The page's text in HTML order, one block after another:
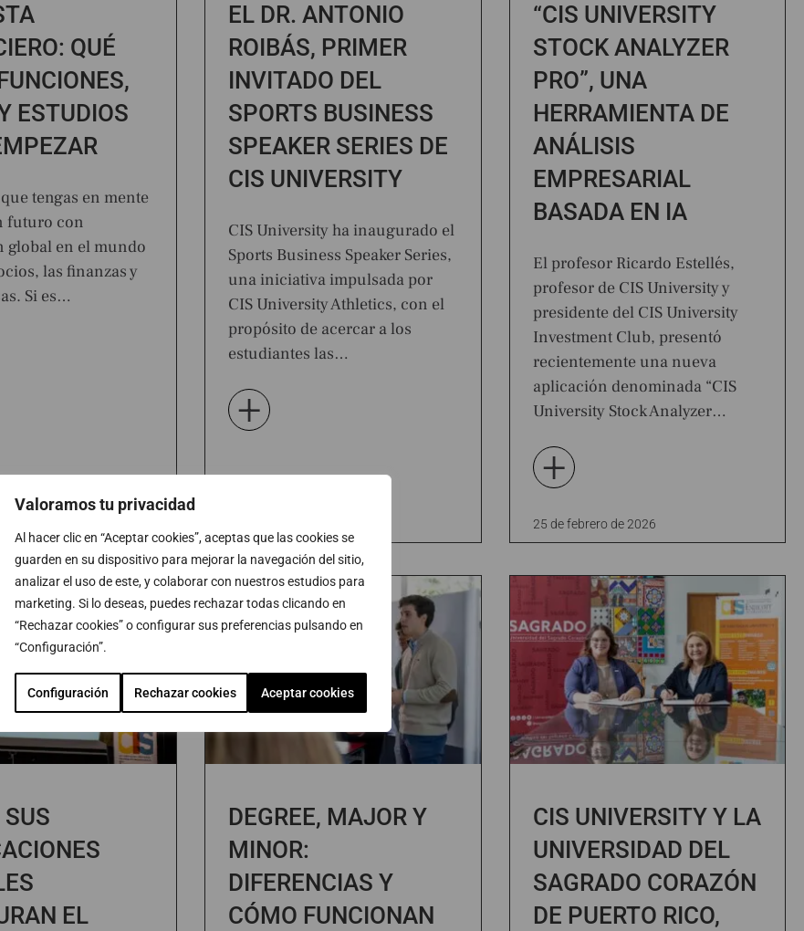
Valoramos tu privacidad
Al hacer clic en “Aceptar cookies”, aceptas que las cookies se
guarden en su dispositivo para mejorar la navegación del sitio,
analizar el uso de este, y colaborar con nuestros estudios para
marketing. Si lo deseas, puedes rechazar todas clicando en
“Rechazar cookies” o configurar sus preferencias pulsando en
“Configuración”.
Configuración Rechazar cookies Aceptar cookies
QUÉ
ESTUDIOS
tengas en mente
futuro con
global en el mundo
las finanzas y
Si es…
EL DR. ANTONIO
ROIBÁS, PRIMER
INVITADO DEL
SPORTS BUSINESS
SPEAKER SERIES DE
CIS UNIVERSITY
CIS University ha inaugurado el
Sports Business Speaker Series,
una iniciativa impulsada por
CIS University Athletics, con el
propósito de acercar a los
estudiantes las…
+
“CIS UNIVERSITY
STOCK ANALYZER
PRO”, UNA
HERRAMIENTA DE
ANÁLISIS
EMPRESARIAL
BASADA EN IA
El profesor Ricardo Estellés,
profesor de CIS University y
presidente del CIS University
Investment Club, presentó
recientemente una nueva
aplicación denominada “CIS
University Stock Analyzer…
+
25 de febrero de 2026
EL
DEGREE, MAJOR Y
MINOR:
DIFERENCIAS Y
CÓMO FUNCIONAN
CIS UNIVERSITY Y LA
UNIVERSIDAD DEL
SAGRADO CORAZÓN
DE PUERTO RICO,